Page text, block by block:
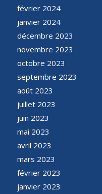
février 2024
janvier 2024
décembre 2023
novembre 2023
octobre 2023
septembre 2023
août 2023
juillet 2023
juin 2023
mai 2023
avril 2023
mars 2023
février 2023
janvier 2023